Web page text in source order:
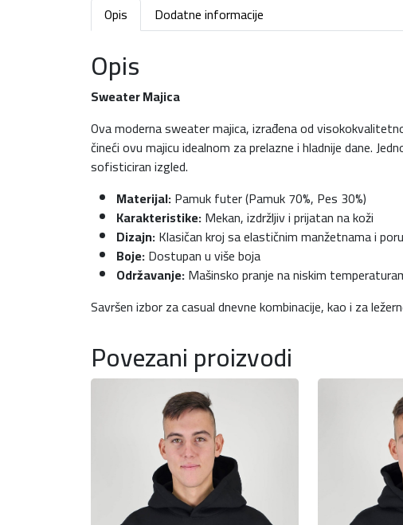
Opis Dodatne informacije
Opis
Sweater Majica
Ova moderna sweater majica, izrađena od
čineći ovu majicu idealnom za prelazne i hladnije dane.
sofisticiran izgled.
Materijal:Pamuk futer (Pamuk 70%, Pes 30%)
Karakteristike:Mekan, izdržljiv i prijatan na koži
Dizajn:Klasičan kroj sa elastičnim manžetnama i
Boje:Dostupan u više boja
Održavanje:Mašinsko pranje na niskim
Savršen izbor za casual dnevne kombinacije, kao i za
Povezani proizvodi